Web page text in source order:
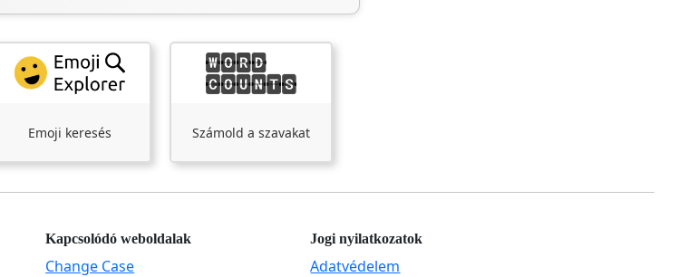
Emoji keresés Számold a szavakat
Kapcsolódó weboldalak
Change Case
Jogi nyilatkozatok
Adatvédelem